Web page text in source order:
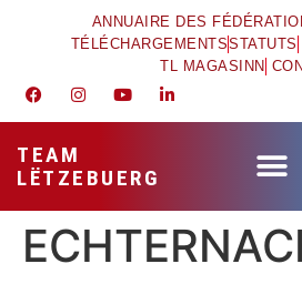
ANNUAIRE DES
TÉLÉCHARGEMENTSSTATUTS
TL MAGASINN
TEAM
LËTZEBUERG